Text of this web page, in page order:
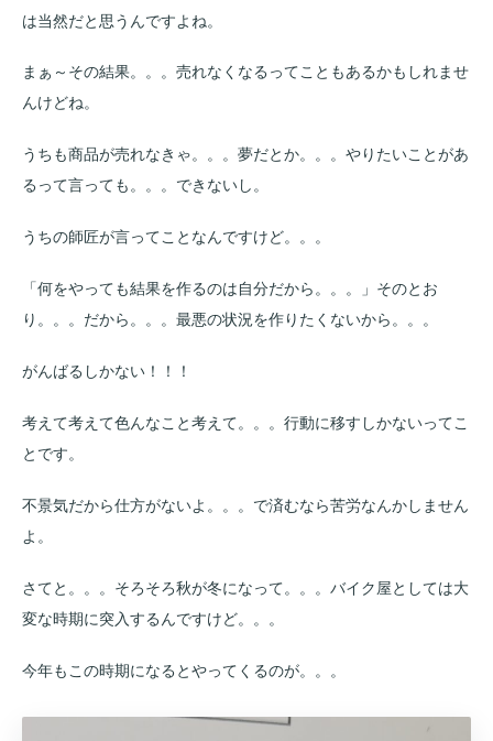
は当然だと思うんですよね。
まぁ～その結果。。。売れなくなるってこともあるかもしれませ
んけどね。
うちも商品が売れなきゃ。。。夢だとか。。。やりたいことがあ
るって言っても。。。できないし。
うちの師匠が言ってことなんですけど。。。
「何をやっても結果を作るのは自分だから。。。」そのとお
り。。。だから。。。最悪の状況を作りたくないから。。。
がんばるしかない！！！
考えて考えて色んなこと考えて。。。行動に移すしかないってこ
とです。
不景気だから仕方がないよ。。。で済むなら苦労なんかしません
よ。
さてと。。。そろそろ秋が冬になって。。。バイク屋としては大
変な時期に突入するんですけど。。。
今年もこの時期になるとやってくるのが。。。